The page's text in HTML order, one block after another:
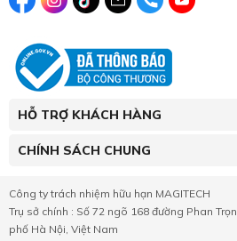
HỖ TRỢ KHÁCH HÀNG
CHÍNH SÁCH CHUNG
Công ty trách nhiệm hữu hạn MAGITECH
Trụ sở chính : Số 72 ngõ 168 đường Phan
phố Hà Nội, Việt Nam